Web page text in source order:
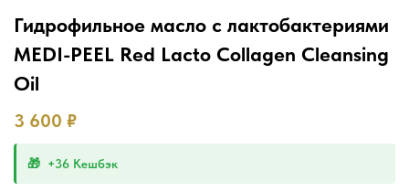
Гидрофильное масло с лактобактериями
MEDI-PEEL Red Lacto Collagen Cleansing
Oil
3 600 ₽
+36 Кешбэк